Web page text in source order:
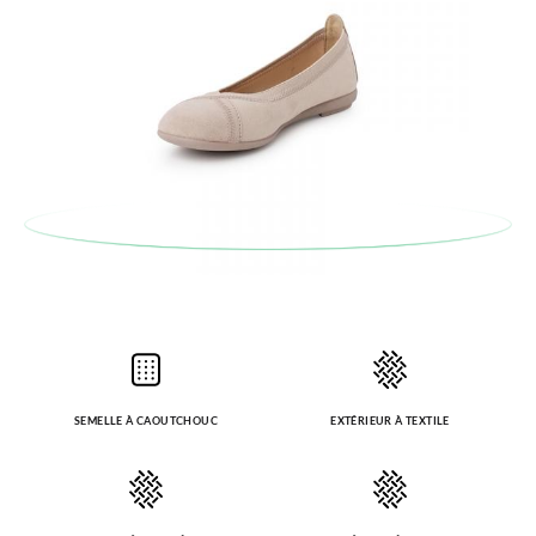
SEMELLE À CAOUTCHOUC EXTÉRIEUR À TEXTILE